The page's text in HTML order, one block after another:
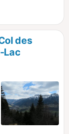
Zufahrt zum
des
Lac